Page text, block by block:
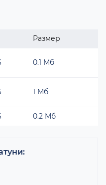
Размер
0.1 Мб
1 Мб
0.2 Мб